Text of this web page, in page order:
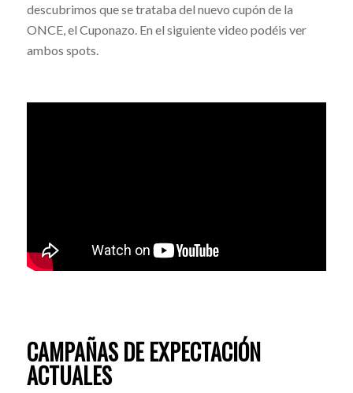
descubrimos que se trataba del nuevo cupón de la
ONCE, el Cuponazo. En el siguiente video podéis ver
ambos spots.
CAMPAÑAS DE EXPECTACIÓN
ACTUALES